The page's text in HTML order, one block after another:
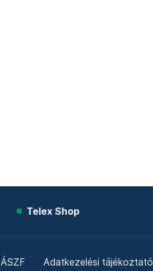
Telex Shop
ÁSZF Adatkezelési tájékoztató